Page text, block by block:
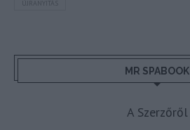
ÚJRANYITÁS
MR SPABOOK
A Szerzőről